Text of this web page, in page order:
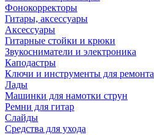
Фонокорректоры
Гитары, аксессуары
Аксессуары
Гитарные стойки и крюки
Звукосниматели и электроника
Каподастры
Ключи и инструменты для ремонта
Лады
Машинки для намотки струн
Ремни для гитар
Слайды
Средства для ухода